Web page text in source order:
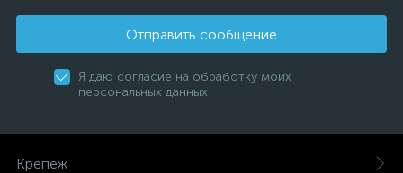
Отправить сообщение
Я даю согласие на обработку моих
персональных данных
Крепеж